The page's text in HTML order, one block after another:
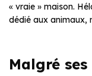
« vraie » maison.
dédié aux animaux,
Malgré